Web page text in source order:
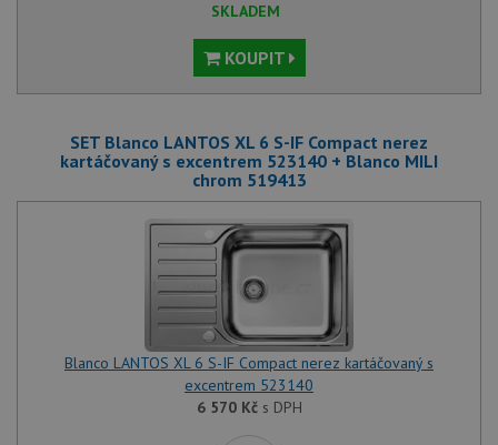
SKLADEM
KOUPIT
SET Blanco LANTOS XL 6 S-IF Compact nerez
kartáčovaný s excentrem 523140 + Blanco MILI
chrom 519413
Blanco LANTOS XL 6 S-IF Compact nerez kartáčovaný s
excentrem 523140
6 570 Kčs DPH